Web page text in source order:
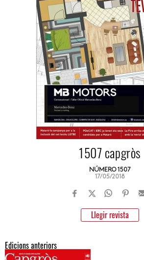
1507 capgròs
NÚMERO 1507
17/05/2018
Llegir revista
Edicions anteriors